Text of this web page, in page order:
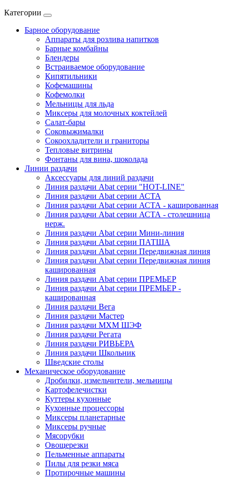
Категории
Барное оборудование
Аппараты для розлива напитков
Барные комбайны
Блендеры
Встраиваемое оборудование
Кипятильники
Кофемашины
Кофемолки
Мельницы для льда
Миксеры для молочных коктейлей
Салат-бары
Соковыжималки
Сокоохладители и граниторы
Тепловые витрины
Фонтаны для вина, шоколада
Линии раздачи
Аксессуары для линий раздачи
Линия раздачи Abat серии "HOT-LINE"
Линия раздачи Abat серии АСТА
Линия раздачи Abat серии АСТА - кашированная
Линия раздачи Abat серии АСТА - столешница
нерж.
Линия раздачи Abat серии Мини-линия
Линия раздачи Abat серии ПАТША
Линия раздачи Abat серии Передвижная линия
Линия раздачи Abat серии Передвижная линия
кашированная
Линия раздачи Abat серии ПРЕМЬЕР
Линия раздачи Abat серии ПРЕМЬЕР -
кашированная
Линия раздачи Вега
Линия раздачи Мастер
Линия раздачи МХМ ШЭФ
Линия раздачи Регата
Линия раздачи РИВЬЕРА
Линия раздачи Школьник
Шведские столы
Механическое оборудование
Дробилки, измельчители, мельницы
Картофелечистки
Куттеры кухонные
Кухонные процессоры
Миксеры планетарные
Миксеры ручные
Мясорубки
Овощерезки
Пельменные аппараты
Пилы для резки мяса
Протирочные машины